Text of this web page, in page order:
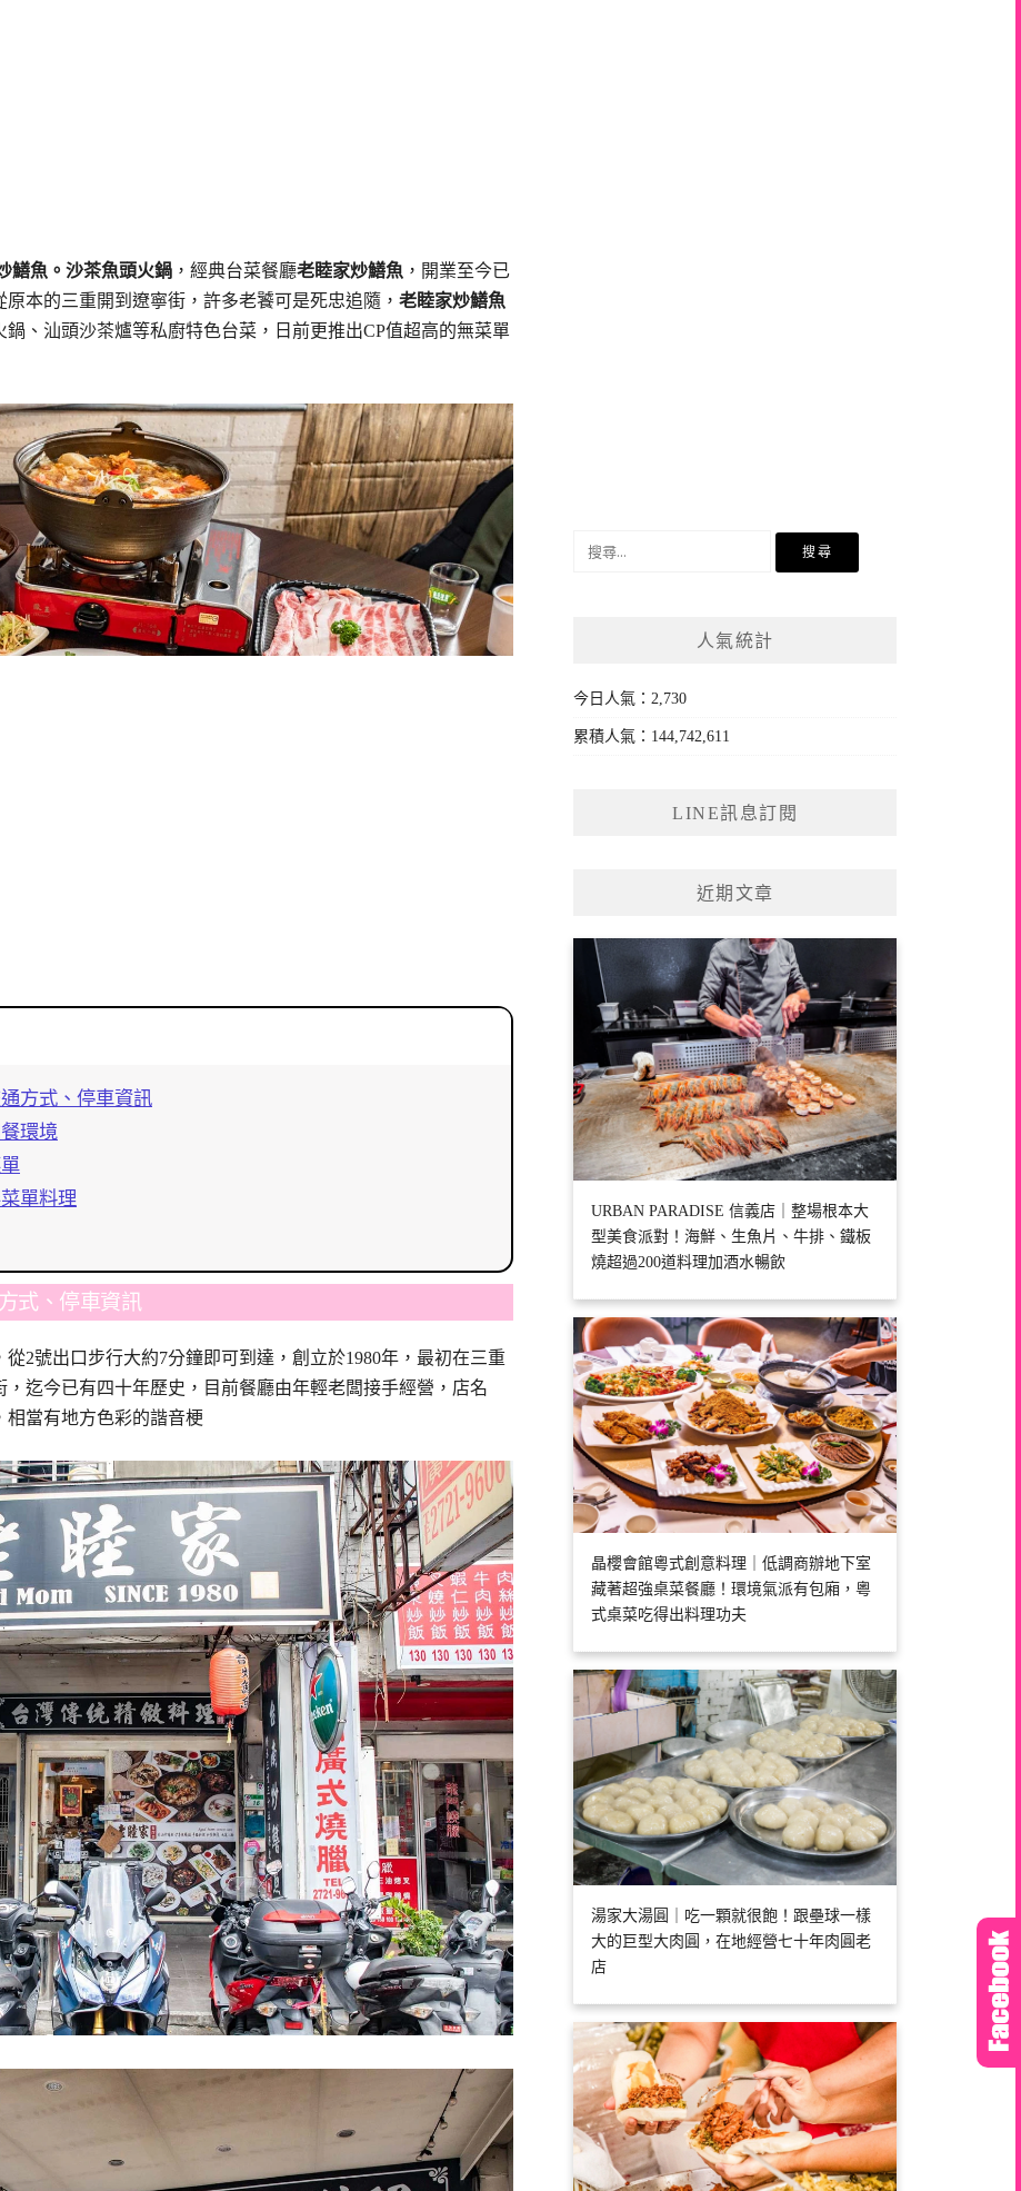
鱔魚。沙茶魚頭火鍋 ，經典台菜餐廳老睦家炒鱔魚 ，開業至今已
本的三重開到遼寧街，許多老饕可是死忠追隨， 老睦家炒鱔魚
、汕頭沙茶爐等私廚特色台菜，日前更推出CP值超高的無菜單
方式、停車資訊
環境
單料理
式、停車資訊
2號出口步行大約7分鐘即可到達，創立於1980年，最初在三重
迄今已有四十年歷史，目前餐廳由年輕老闆接手經營，店名
相當有地方色彩的諧音梗
人氣統計
今日人氣：2,730
累積人氣：144,742,611
LINE訊息訂閱
近期文章
URBAN PARADISE 信義店｜整場根本大
型美食派對！海鮮、生魚片、牛排、鐵板
燒超過200道料理加酒水暢飲
晶櫻會館粵式創意料理｜低調商辦地下室
藏著超強桌菜餐廳！環境氣派有包廂，粵
式桌菜吃得出料理功夫
湯家大湯圓｜吃一顆就很飽！跟壘球一樣
大的巨型大肉圓，在地經營七十年肉圓老
店